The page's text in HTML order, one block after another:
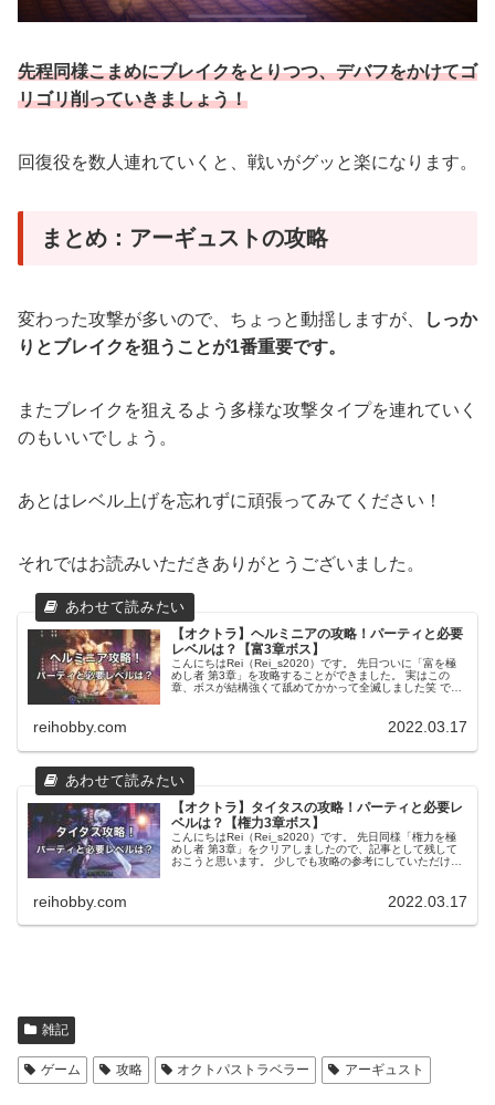
先程同様こまめにブレイクをとりつつ、デバフをかけてゴ
リゴリ削っていきましょう！
回復役を数人連れていくと、戦いがグッと楽になります。
まとめ：アーギュストの攻略
変わった攻撃が多いので、ちょっと動揺しますが、
しっか
りとブレイクを狙うことが1番重要です。
またブレイクを狙えるよう多様な攻撃タイプを連れていく
のもいいでしょう。
あとはレベル上げを忘れずに頑張ってみてください！
それではお読みいただきありがとうございました。
【オクトラ】ヘルミニアの攻略！パーティと必要
レベルは？【富3章ボス】
こんにちはRei（Rei_s2020）です。 先日ついに「富を極
めし者 第3章」を攻略することができました。 実はこの
章、ボスが結構強くて舐めてかかって全滅しました笑 です
reihobby.com 2022.03.17
【オクトラ】タイタスの攻略！パーティと必要レ
ベルは？【権力3章ボス】
こんにちはRei（Rei_s2020）です。 先日同様「権力を極
めし者 第3章」をクリアしましたので、記事として残して
おこうと思います。 少しでも攻略の参考にしていただけた
reihobby.com 2022.03.17
雑記
ゲーム 攻略 オクトパストラベラー アーギュスト